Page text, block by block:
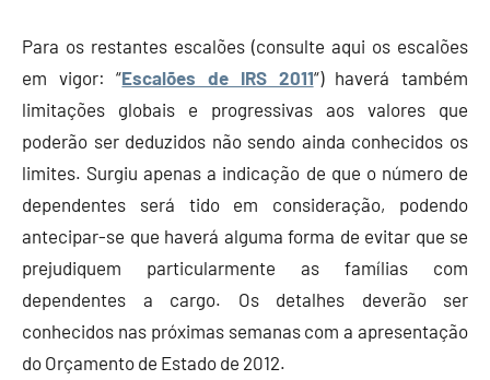
Para os restantes escalões (consulte aqui os escalões
em vigor: “Escalões de IRS 2011“) haverá também
limitações globais e progressivas aos valores que
poderão ser deduzidos não sendo ainda conhecidos os
limites. Surgiu apenas a indicação de que o número de
dependentes será tido em consideração, podendo
antecipar-se que haverá alguma forma de evitar que se
prejudiquem particularmente as famílias com
dependentes a cargo. Os detalhes deverão ser
conhecidos nas próximas semanas com a apresentação
do Orçamento de Estado de 2012.